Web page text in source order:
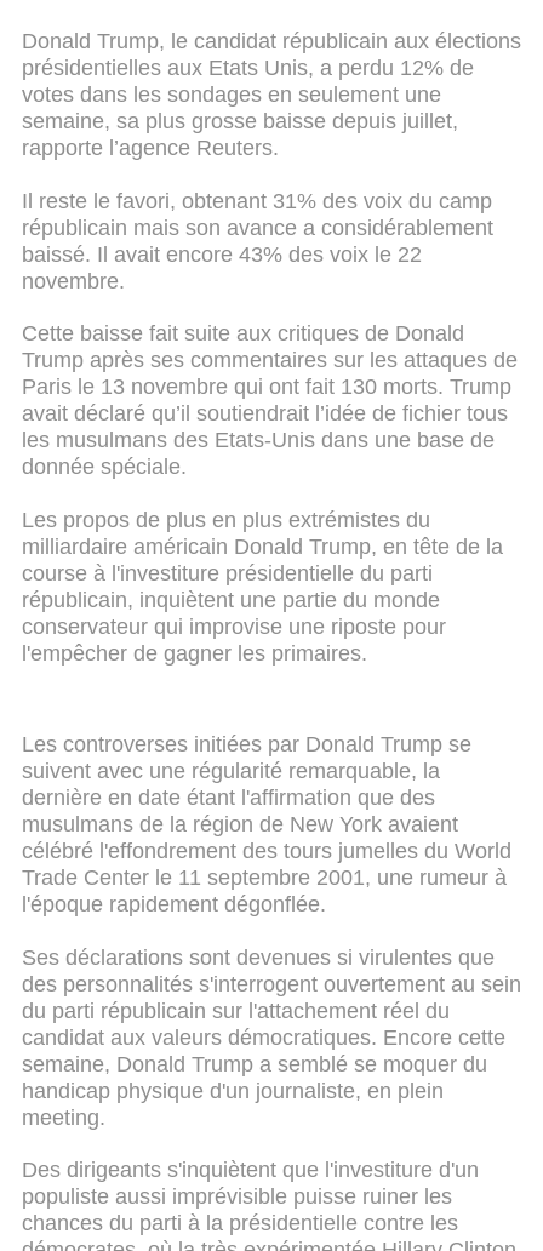
Donald Trump, le candidat républicain aux élections
présidentielles aux Etats Unis, a perdu 12% de
votes dans les sondages en seulement une
semaine, sa plus grosse baisse depuis juillet,
rapporte l’agence Reuters.
Il reste le favori, obtenant 31% des voix du camp
républicain mais son avance a considérablement
baissé. Il avait encore 43% des voix le 22
novembre.
Cette baisse fait suite aux critiques de Donald
Trump après ses commentaires sur les attaques de
Paris le 13 novembre qui ont fait 130 morts. Trump
avait déclaré qu’il soutiendrait l’idée de fichier tous
les musulmans des Etats-Unis dans une base de
donnée spéciale.
Les propos de plus en plus extrémistes du
milliardaire américain Donald Trump, en tête de la
course à l'investiture présidentielle du parti
républicain, inquiètent une partie du monde
conservateur qui improvise une riposte pour
l'empêcher de gagner les primaires.
Les controverses initiées par Donald Trump se
suivent avec une régularité remarquable, la
dernière en date étant l'affirmation que des
musulmans de la région de New York avaient
célébré l'effondrement des tours jumelles du World
Trade Center le 11 septembre 2001, une rumeur à
l'époque rapidement dégonflée.
Ses déclarations sont devenues si virulentes que
des personnalités s'interrogent ouvertement au sein
du parti républicain sur l'attachement réel du
candidat aux valeurs démocratiques. Encore cette
semaine, Donald Trump a semblé se moquer du
handicap physique d'un journaliste, en plein
meeting.
Des dirigeants s'inquiètent que l'investiture d'un
populiste aussi imprévisible puisse ruiner les
chances du parti à la présidentielle contre les